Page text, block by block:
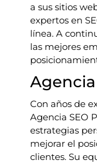
a sus sitios
expertos en
línea. A
las mejores
Con años de
Agencia SEO
estrategias
mejorar el
clientes. Su